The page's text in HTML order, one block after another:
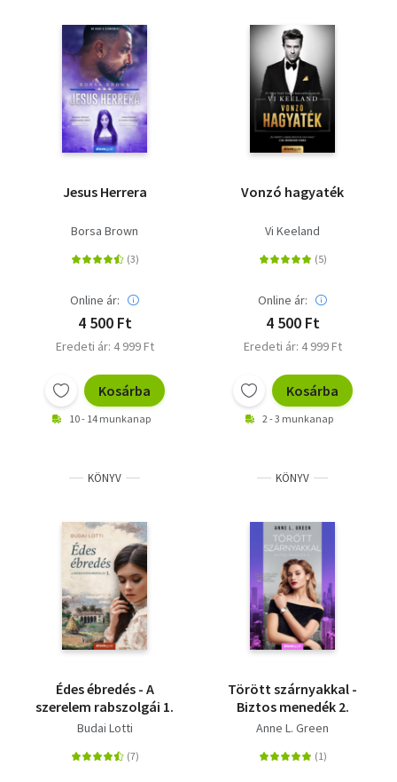
Jesus Herrera
Borsa Brown
Online ár:
4 500 Ft
Eredeti ár: 4 999 Ft
Kosárba
10 - 14 munkanap
Vonzó hagyaték
Vi Keeland
Online ár:
4 500 Ft
Eredeti ár: 4 999 Ft
Kosárba
2 - 3 munkanap
KÖNYV
Édes ébredés - A
szerelem rabszolgái 1.
Budai Lotti
KÖNYV
Törött szárnyakkal -
Biztos menedék 2.
Anne L. Green